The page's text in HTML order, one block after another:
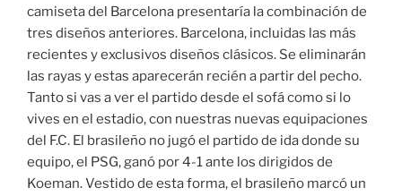
camiseta del Barcelona presentaría la combinación de
tres diseños anteriores. Barcelona, incluidas las más
recientes y exclusivos diseños clásicos. Se eliminarán
las rayas y estas aparecerán recién a partir del pecho.
Tanto si vas a ver el partido desde el sofá como si lo
vives en el estadio, con nuestras nuevas equipaciones
del F.C. El brasileño no jugó el partido de ida donde su
equipo, el PSG, ganó por 4-1 ante los dirigidos de
Koeman. Vestido de esta forma, el brasileño marcó un